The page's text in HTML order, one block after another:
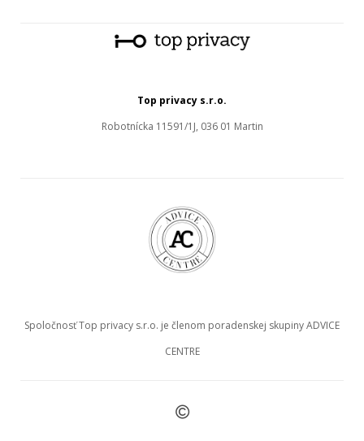
Top privacy s.r.o.
Robotnícka 11591/1J, 036 01 Martin
Spoločnosť Top privacy s.r.o. je členom poradenskej skupiny ADVICE
CENTRE
©